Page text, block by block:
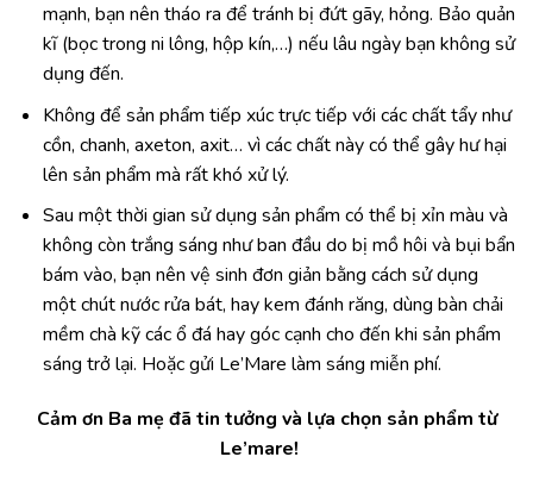
mạnh, bạn nên tháo ra để tránh bị đứt gãy, hỏng. Bảo quản
kĩ (bọc trong ni lông, hộp kín,…) nếu lâu ngày bạn không sử
dụng đến.
Không để sản phẩm tiếp xúc trực tiếp với các chất tẩy như
cồn, chanh, axeton, axit… vì các chất này có thể gây hư hại
lên sản phẩm mà rất khó xử lý.
Sau một thời gian sử dụng sản phẩm có thể bị xỉn màu và
không còn trắng sáng như ban đầu do bị mồ hôi và bụi bẩn
bám vào, bạn nên vệ sinh đơn giản bằng cách sử dụng
một chút nước rửa bát, hay kem đánh răng, dùng bàn chải
mềm chà kỹ các ổ đá hay góc cạnh cho đến khi sản phẩm
sáng trở lại. Hoặc gửi Le’Mare làm sáng miễn phí.
Cảm ơn Ba mẹ đã tin tưởng và lựa chọn sản phẩm từ
Le’mare!